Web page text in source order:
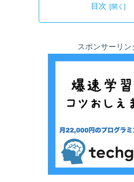
目次
スポンサーリン